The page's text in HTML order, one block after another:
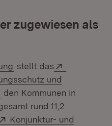
zugewiesen als
(Öffnet in neuem
stellt das
und
(Öffnet in neuem Fenster)
den Kommunen in
rund 11,2
Extern:
Konjunktur- und